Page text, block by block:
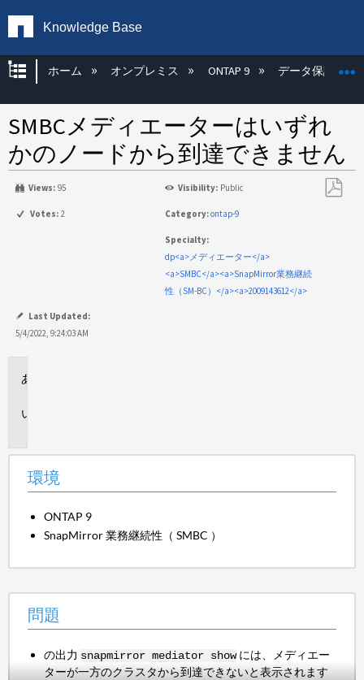
Knowledge Base
グローバル階層を展開/折りたたむ
ホーム オンプレミス ONTAP 9 データ保護
SMBCメディエーターはいずれ
かのノードから到達できません
Views: 95 Visibility: Public
Votes: 2 Category:ontap-9
Specialty:
dp<a>メディエーター</a>
<a>SMBC</a><a>SnapMirror業務継続
性（SM-BC）</a><a>2009143612</a>
Last Updated:
5/4/2022, 9:24:03 AM
環境
ONTAP 9
SnapMirror 業務継続性（ SMBC ）
問題
の出力 snapmirror mediator showには、メディエー
ターが一方のクラスタから到達できないと表示されます